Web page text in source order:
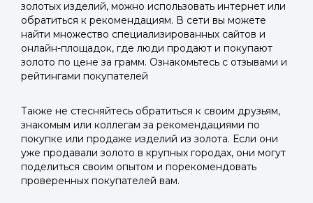
профиль
Мы отправим код для входа на ваш
номер телефона.
Телефон
Подать заявку
Отправьте заявку через мессенджер-бот — магазины
увидят её и пришлют предложения. Фото, описание и
AI-оценка прямо в чате.
ВКонтакте
или подайте через форму на сайте
Войти в ЛК и заполнить форму
Подать заявку
Отправьте заявку через мессенджер-бот — магазины
увидят её и пришлют предложения. Фото, описание и
AI-оценка прямо в чате.
ВКонтакте
или подайте через форму на сайте
Войти в ЛК и заполнить форму
золотых изделий, можно использовать интернет или
обратиться к рекомендациям. В сети вы можете
найти множество специализированных сайтов и
онлайн-площадок, где люди продают и покупают
золото по цене за грамм. Ознакомьтесь с отзывами и
рейтингами покупателей
Также не стесняйтесь обратиться к своим друзьям,
знакомым или коллегам за рекомендациями по
покупке или продаже изделий из золота. Если они
уже продавали золото в крупных городах, они могут
поделиться своим опытом и порекомендовать
проверенных покупателей вам.